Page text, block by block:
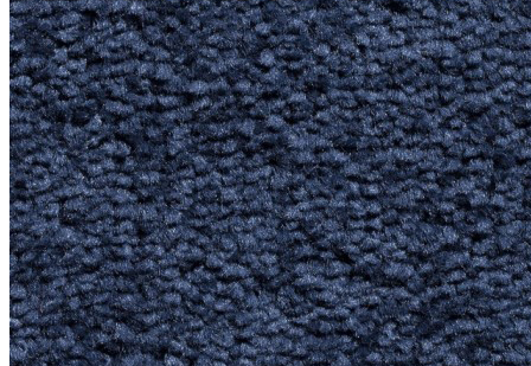
Коричневый
Кремовый
Оливковый
Разноцветный
Розовый
Серый
Синий
Фиолетовый
Черный
По
цене
от
100
₽
до
5
000